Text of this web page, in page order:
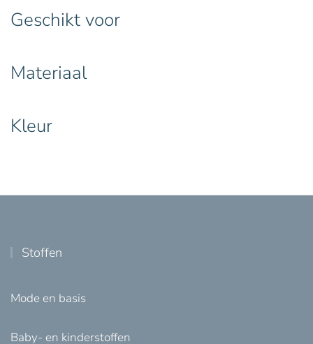
Geschikt voor
Materiaal
Kleur
Stoffen
Mode en basis
Baby- en kinderstoffen